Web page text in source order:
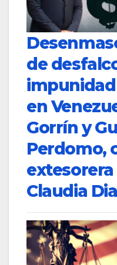
de
en
Gorrín y
Perdomo,
Claudia